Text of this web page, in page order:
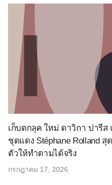
เก็บตกลุค ใหม่ ดาวิกา ปารี
ชุดแดง Stéphane Rolland
ตัวให้ทำตามได้จริง
กรกฎาคม 17, 2026